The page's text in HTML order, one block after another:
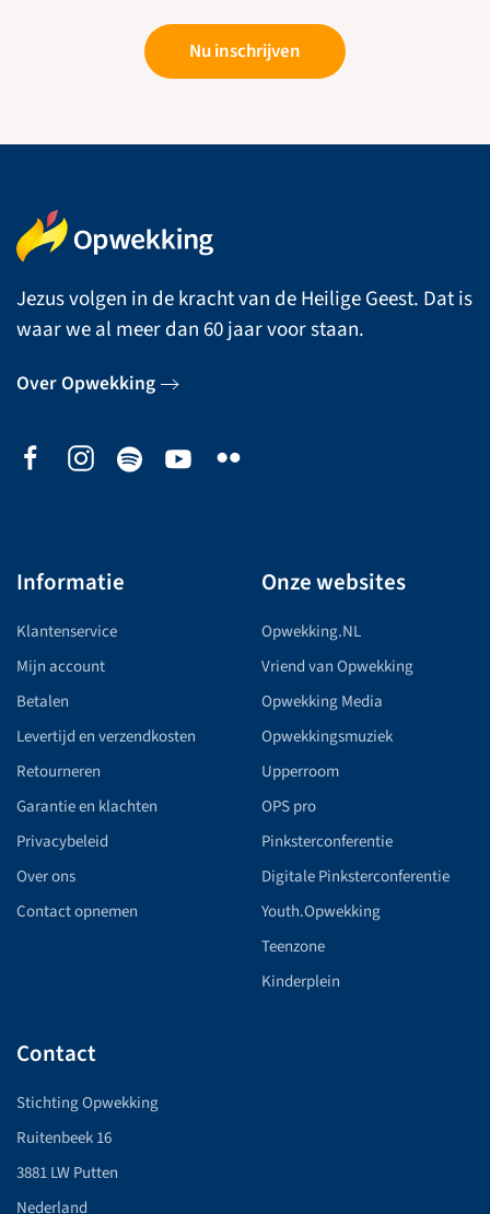
Nu inschrijven
Jezus volgen in de kracht van de Heilige Geest. Dat is
waar we al meer dan 60 jaar voor staan.
Over Opwekking
Informatie
Klantenservice
Mijn account
Betalen
Levertijd en verzendkosten
Retourneren
Garantie en klachten
Privacybeleid
Over ons
Contact opnemen
Onze websites
Opwekking.NL
Vriend van Opwekking
Opwekking Media
Opwekkingsmuziek
Upperroom
OPS pro
Pinksterconferentie
Digitale Pinksterconferentie
Youth.Opwekking
Teenzone
Kinderplein
Contact
Stichting Opwekking
Ruitenbeek 16
3881 LW Putten
Nederland